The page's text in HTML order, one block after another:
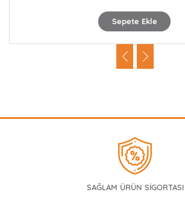
Sepete Ekle
SAĞLAM ÜRÜN SİGORTASI